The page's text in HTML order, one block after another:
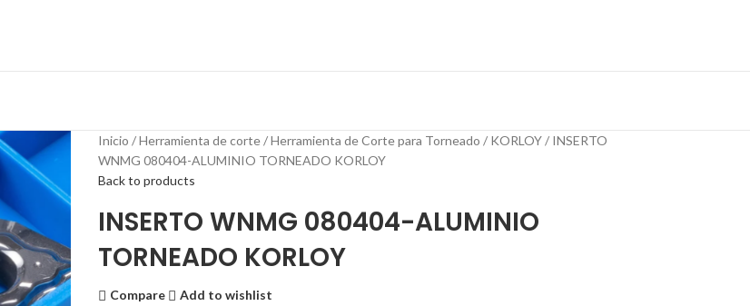
Inicio Herramienta de corte Herramienta de Corte para Torneado KORLOY
INSERTO
WNMG 080404-ALUMINIO TORNEADO KORLOY
Back to products
INSERTO WNMG 080404-ALUMINIO
TORNEADO KORLOY
Compare Add to wishlist